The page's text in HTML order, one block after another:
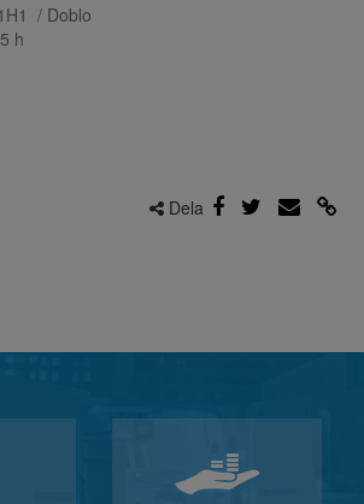
/ Doblo
h
Dela